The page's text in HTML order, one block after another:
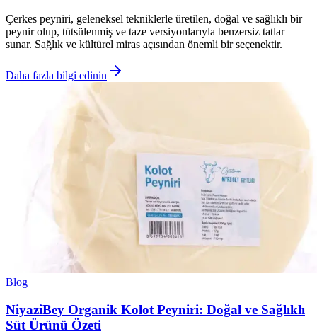
Çerkes peyniri, geleneksel tekniklerle üretilen, doğal ve sağlıklı bir
peynir olup, tütsülenmiş ve taze versiyonlarıyla benzersiz tatlar
sunar. Sağlık ve kültürel miras açısından önemli bir seçenektir.
Daha fazla bilgi edinin
Blog
NiyaziBey Organik Kolot Peyniri: Doğal ve Sağlıklı
Süt Ürünü Özeti